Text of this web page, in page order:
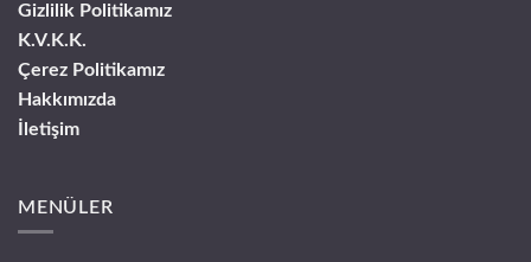
Gizlilik Politikamız
K.V.K.K.
Çerez Politikamız
Hakkımızda
İletişim
MENÜLER